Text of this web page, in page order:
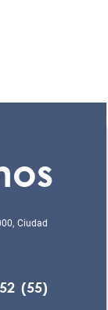
Ciudad
52 (55)